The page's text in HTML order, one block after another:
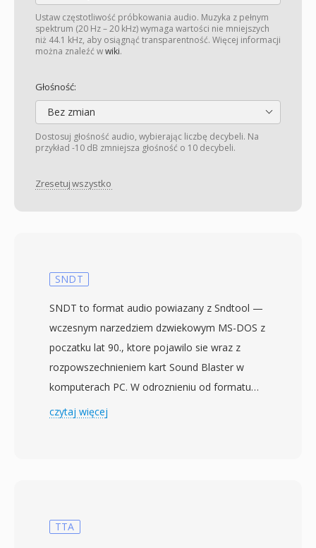
Ustaw częstotliwość próbkowania audio. Muzyka z pełnym
spektrum (20 Hz – 20 kHz) wymaga wartości nie mniejszych
niż 44.1 kHz, aby osiągnąć transparentność. Więcej informacji
można znaleźć wwiki.
Głośność:
Bez zmian
Dostosuj głośność audio, wybierając liczbę decybeli. Na
przykład -10 dB zmniejsza głośność o 10 decybeli.
Zresetuj wszystko
SNDT
SNDT to format audio powiazany z Sndtool —
wczesnym narzedziem dzwiekowym MS-DOS z
poczatku lat 90., ktore pojawilo sie wraz z
rozpowszechnieniem kart Sound Blaster w
komputerach PC. W odroznieniu od formatu
Sounder bez naglowka, pliki SNDT zawieraja
bitowe PCM bez znaku, zwykle przy 8000 do
czytaj więcej
TTA